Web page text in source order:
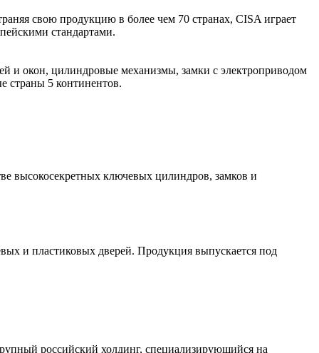
свою продукцию в более чем 70 странах, CISA играет
стандартами.
и окон, цилиндровые механизмы, замки с электроприводом
страны 5 континентов.
высокосекретных ключевых цилиндров, замков и
и пластиковых дверей. Продукция выпускается под
российский холдинг, специализирующийся на